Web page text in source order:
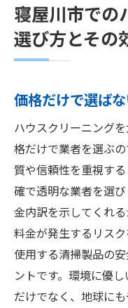
寝屋川市での
選び方とその
価格だけで選ば
ハウスクリーニング
格だけで業者を選ぶ
質や信頼性を重視す
確で透明な業者を選
金内訳を示してくれ
料金が発生するリス
使用する清掃製品の
ントです。環境に優
だけでなく、地球に